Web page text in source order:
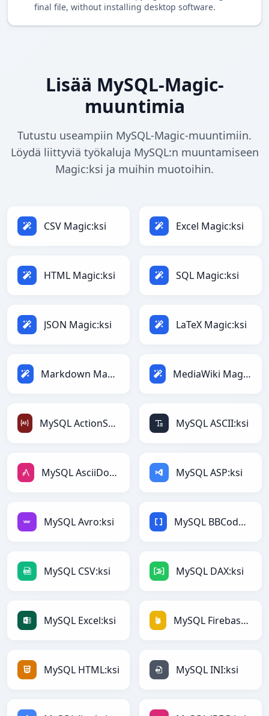
final file, without installing desktop software.
Lisää MySQL-Magic-
muuntimia
Tutustu useampiin MySQL-Magic-muuntimiin.
Löydä liittyviä työkaluja MySQL:n muuntamiseen
Magic:ksi ja muihin muotoihin.
CSV Magic:ksi Excel Magic:ksi
HTML Magic:ksi SQL Magic:ksi
JSON Magic:ksi LaTeX Magic:ksi
Markdown Magic:ksi MediaWiki Magic:ksi
MySQL ActionScript:ksi MySQL ASCII:ksi
MySQL AsciiDoc:ksi MySQL ASP:ksi
MySQL Avro:ksi MySQL BBCode:ksi
MySQL CSV:ksi MySQL DAX:ksi
MySQL Excel:ksi MySQL Firebase:ksi
MySQL HTML:ksi MySQL INI:ksi